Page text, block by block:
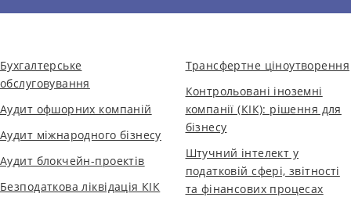
Бухгалтерське
обслуговування
Аудит офшорних компаній
Аудит міжнародного бізнесу
Аудит блокчейн-проектів
Безподаткова ліквідація КІК
Трансфертне ціноутворення
Контрольовані іноземні
компанії (КІК): рішення для
бізнесу
Штучний інтелект у
податковій сфері, звітності
та фінансових процесах